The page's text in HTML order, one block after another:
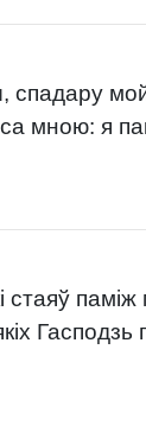
спадару
мною: я
стаяў паміж